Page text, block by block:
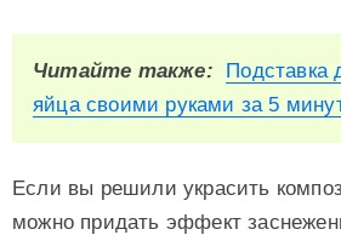
Читайте также:
Подставка
яйца своими руками за 5
Если вы решили украсить
можно придать эффект